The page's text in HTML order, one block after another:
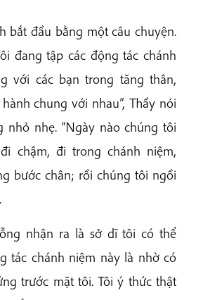
bắt đầu bằng một câu chuyện.
đang tập các động tác chánh
với các bạn trong tăng thân,
chung với nhau”, Thầy nói
nhỏ nhẹ. “Ngày nào chúng tôi
chậm, đi trong chánh niệm,
bước chân; rồi chúng tôi ngồi
nhận ra là sở dĩ tôi có thể
tác chánh niệm này là nhờ có
trước mặt tôi. Tôi ý thức thật